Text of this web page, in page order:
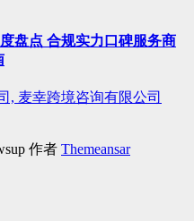
盘点 合规实力口碑服务商
, 麦幸跨境咨询有限公司
作者 Themeansar